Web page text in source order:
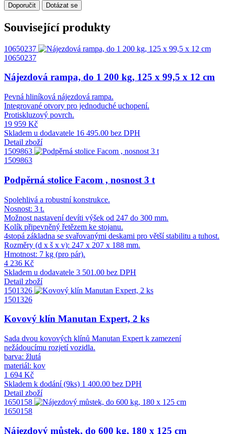
Doporučit Dotázat se
Související produkty
10650237
10650237
Nájezdová rampa, do 1 200 kg, 125 x 99,5 x 12 cm
Pevná hliníková nájezdová rampa.
Integrované otvory pro jednoduché uchopení.
Protiskluzový povrch.
19 959 Kč
Skladem u dodavatele 16 495.00 bez DPH
Detail zboží
1509863
1509863
Podpěrná stolice Facom , nosnost 3 t
Spolehlivá a robustní konstrukce.
Nosnost: 3 t.
Možnost nastavení devíti výšek od 247 do 300 mm.
Kolík připevněný řetězem ke stojanu.
4stopá základna se svařovanými deskami pro větší stabilitu a tuhost.
Rozměry (d x š x v): 247 x 207 x 188 mm.
Hmotnost: 7 kg (pro pár).
4 236 Kč
Skladem u dodavatele 3 501.00 bez DPH
Detail zboží
1501326
1501326
Kovový klín Manutan Expert, 2 ks
Sada dvou kovových klínů Manutan Expert k zamezení
nežádoucímu rozjetí vozidla.
barva: žlutá
materiál: kov
1 694 Kč
Skladem k dodání (9ks) 1 400.00 bez DPH
Detail zboží
1650158
1650158
Nájezdový můstek, do 600 kg, 180 x 125 cm